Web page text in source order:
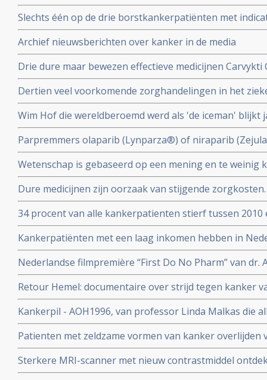
Slechts één op de drie borstkankerpatiënten met
genprofieltest die onnodige chemotherapie kan
Archief nieuwsberichten over kanker in de media
Drie dure maar bewezen effectieve medicijnen
Enhertu Trastuzumab Deruxtecan en Xenpozyme
uit het basispakket omdat ze te duur zijn
Dertien veel voorkomende zorghandelingen in het
uit de richtlijnen omdat de effectiviteit niet bewezen is.
Wim Hof die wereldberoemd werd als 'de iceman' blijkt
geterroriseerd te hebben en wordt beschuldigd door
huiselijk geweld
Parpremmers olaparib (Lynparza®) of niraparib
borstkanker worden gedeeltelijk uit basisverzekering
Nederland
Wetenschap is gebaseerd op een mening en te weinig
collega's n.a.v. 30 diepte interviews met hoogleraren,
postdocs, assistenten in opleiding (PhD’ers) en
Dure medicijnen zijn oorzaak van stijgende
opsporingstechnieken zorgt voor meer
IKNL en RIVM
34 procent van alle kankerpatienten stierf tussen 2010
diagnose. Toch spreekt Integraal Kankercentrum
verbetering
Kankerpatiënten met een laag inkomen hebben in
aan de ziekte te overlijden dan welvarende patiënten.
het Integraal Kankercentrum Nederland
Nederlandse filmpremière “First Do No Pharm” van
november 2024
Retour Hemel: documentaire over strijd tegen kanker
prostaatkanker heeft.
Kankerpil - AOH1996, van professor Linda Malkas die
vernietigen is aan eerste patient gegeven in fase I
Patienten met zeldzame vormen van kanker overlijden
diagnose in vergelijking met veel voorkomende
kunnen vinden van gespecialiseerde behandelcentra
Sterkere MRI-scanner met nieuw contrastmiddel
prostaatkanker in lymfklieren tot op 1 mm